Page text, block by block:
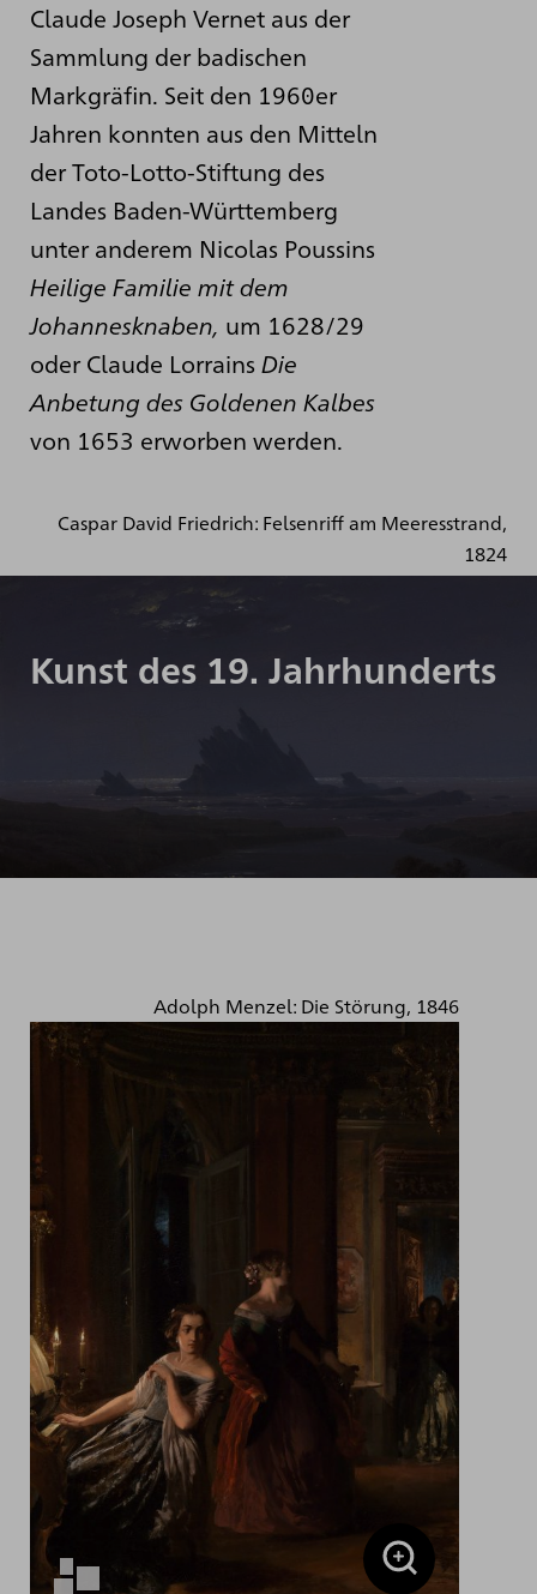
Claude Joseph Vernet aus der
Sammlung der badischen
Markgräfin. Seit den 1960er
Jahren konnten aus den Mitteln
der Toto-Lotto-Stiftung des
Landes Baden-Württemberg
unter anderem Nicolas Poussins
Heilige Familie mit dem
Johannesknaben, um 1628/29
oder Claude Lorrains Die
Anbetung des Goldenen Kalbes
von 1653 erworben werden.
Caspar David Friedrich: Felsenriff am Meeresstrand,
1824
Kunst des 19. Jahrhunderts
Adolph Menzel: Die Störung, 1846